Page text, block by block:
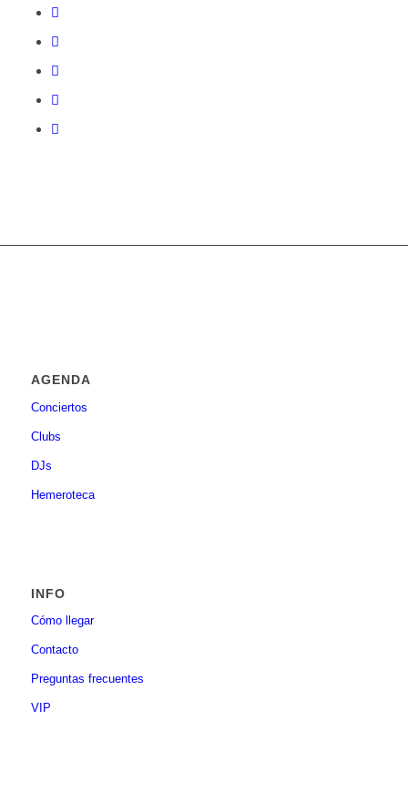
AGENDA
Conciertos
Clubs
DJs
Hemeroteca
INFO
Cómo llegar
Contacto
Preguntas frecuentes
VIP